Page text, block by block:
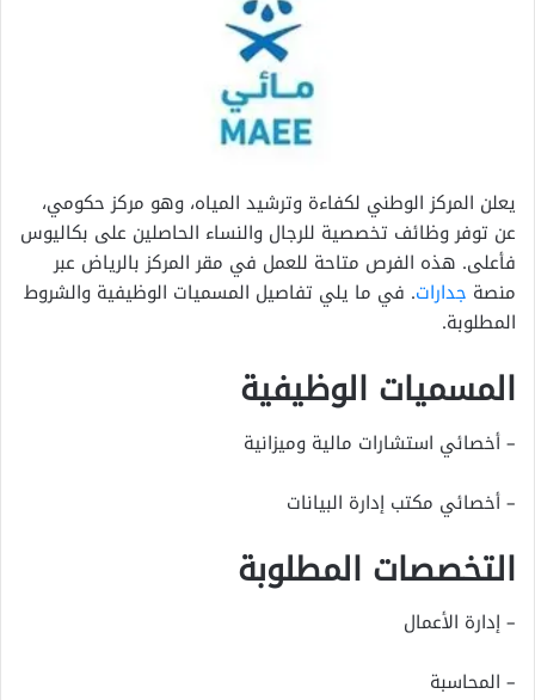
يعلن المركز الوطني لكفاءة وترشيد المياه، وهو مركز حكومي،
عن توفر وظائف تخصصية للرجال والنساء الحاصلين على بكاليوس
فأعلى. هذه الفرص متاحة للعمل في مقر المركز بالرياض عبر
منصة جدارات. في ما يلي تفاصيل المسميات الوظيفية والشروط
المطلوبة.
المسميات الوظيفية
– أخصائي استشارات مالية وميزانية
– أخصائي مكتب إدارة البيانات
التخصصات المطلوبة
– إدارة الأعمال
– المحاسبة